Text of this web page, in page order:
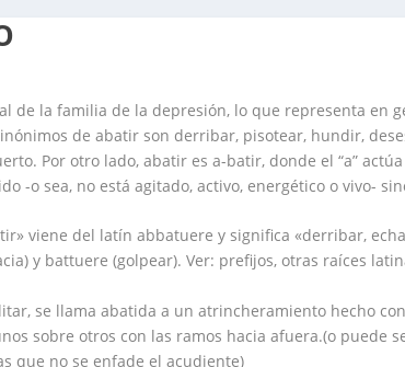
de la familia de la depresión, lo que representa en
de abatir son derribar, pisotear, hundir,
Por otro lado, abatir es a-batir, donde el “a”
-o sea, no está agitado, activo, energético o vivo-
viene del latín abbatuere y significa «derribar,
y battuere (golpear). Ver: prefijos, otras raíces
se llama abatida a un atrincheramiento hecho
sobre otros con las ramos hacia afuera.(o puede
que no se enfade el acudiente)